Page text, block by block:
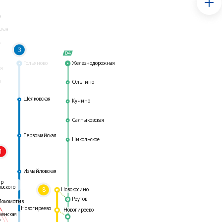
Гольяново
3
8
Железнодорожная
Ольгино
Кучино
Салтыковская
Никольское
Реутов
Измайловская
Первомайская
Щёлковская
Новогиреево
Новогиреево
Новокосино